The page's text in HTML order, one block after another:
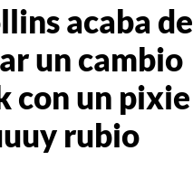
acaba de
un cambio
con un pixie
rubio